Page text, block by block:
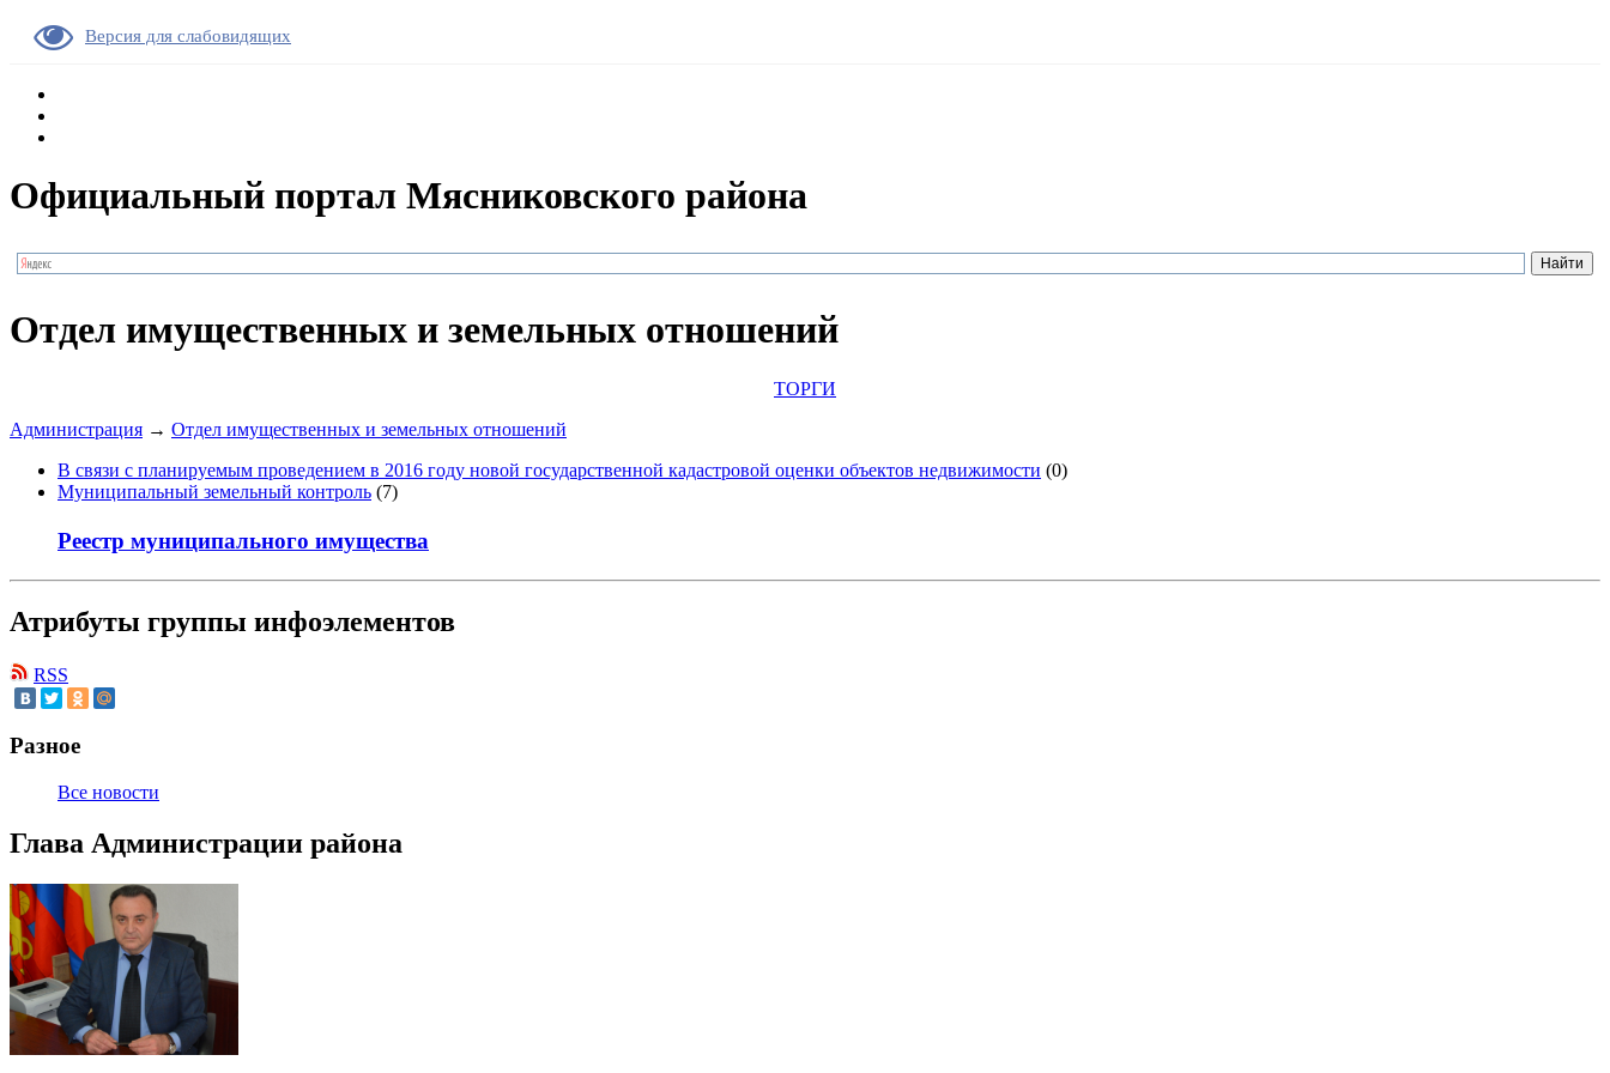
Версия для слабовидящих
Официальный портал Мясниковского района
Отдел имущественных и земельных отношений
ТОРГИ
Администрация → Отдел имущественных и земельных отношений
В связи с планируемым проведением в 2016 году новой государственной кадастровой оценки объектов недвижимости (0)
Муниципальный земельный контроль (7)
Реестр муниципального имущества
Атрибуты группы инфоэлементов
RSS
Разное
Все новости
Глава Администрации района